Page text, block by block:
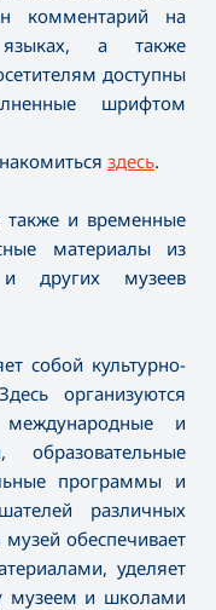
комментарий на
а также
доступны
шрифтом
здесь.
также и временные
материалы из
других музеев
собой культурно-
организуются
и
образовательные
программы и
различных
обеспечивает
уделяет
музеем и школами